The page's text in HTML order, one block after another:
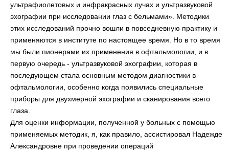
ультрафиолетовых и инфракрасных лучах и ультразвуковой
эхографии при исследовании глаз с бельмами». Методики
этих исследований прочно вошли в повседневную практику и
применяются в институте по настоящее время. Но в то время
мы были пионерами их применения в офтальмологии, и в
первую очередь - ультразвуковой эхографии, которая в
последующем стала основным методом диагностики в
офтальмологии, особенно когда появились специальные
приборы для двухмерной эхографии и сканирования всего
глаза.
Для оценки информации, полученной у больных с помощью
применяемых методик, я, как правило, ассистировал Надежде
Александровне при проведении операций